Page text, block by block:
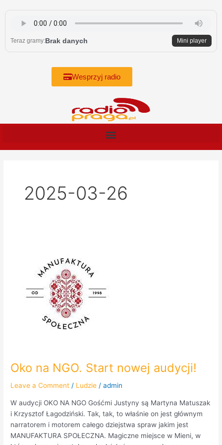
content
Teraz gramy:Brak danych Mini player
Wesprzyj radio
2025-03-26
Oko na NGO. Start nowej audycji!
Leave a Comment / Ludzie /admin
W audycji OKO NA NGO Gośćmi Justyny są Martyna Matuszak
i Krzysztof Łagodziński. Tak, tak, to właśnie on jest głównym
narratorem i motorem całego dziejstwa spraw jakim jest
MANUFAKTURA SPOŁECZNA. Magiczne miejsce w Mieni, w
nowej
audycji!